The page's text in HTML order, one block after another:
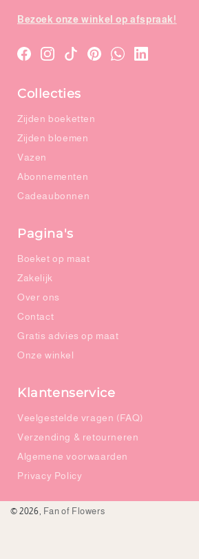
Bezoek onze winkel op afspraak!
Translation
nl.general.social.links.facebook
Translation
nl.general.social.links.instagram
Translation
nl.general.social.links.tiktok
Translation
WhatsApp
LinkedIn
Collecties
Zijden boeketten
Zijden bloemen
Vazen
Abonnementen
Cadeaubonnen
Pagina's
Boeket op maat
Zakelijk
Over ons
Contact
Gratis advies op maat
Onze winkel
Klantenservice
Veelgestelde vragen (FAQ)
Verzending & retourneren
Algemene voorwaarden
Privacy Policy
© 2026, Fan of Flowers